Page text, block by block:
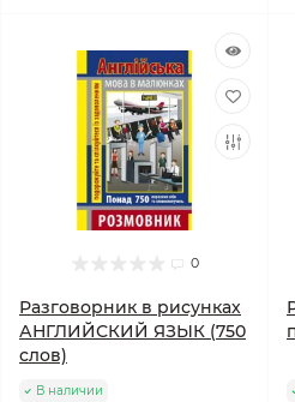
0
Разговорник в рисунках
АНГЛИЙСКИЙ ЯЗЫК (750
слов)
В наличии